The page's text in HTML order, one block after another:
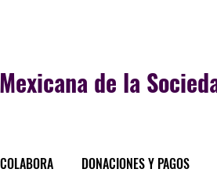
Mexicana de la
COLABORA DONACIONES Y PAGOS